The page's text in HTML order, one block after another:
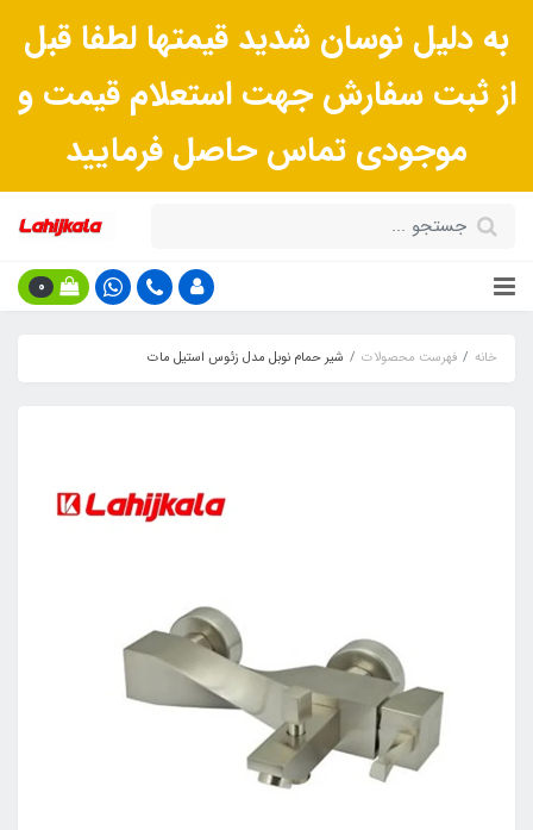
به دلیل نوسان شدید قیمتها لطفا قبل
از ثبت سفارش جهت استعلام قیمت و
موجودی تماس حاصل فرمایید
0
خانه فهرست محصولات شیر حمام نوبل مدل زئوس استیل مات